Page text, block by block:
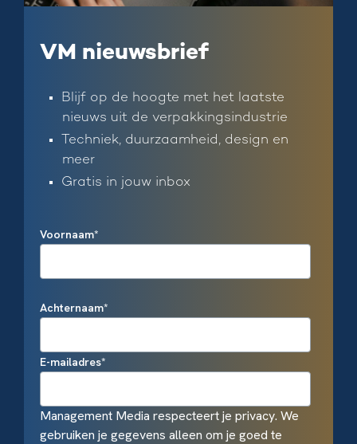
VM nieuwsbrief
Blijf op de hoogte met het laatste
nieuws uit de verpakkingsindustrie
Techniek, duurzaamheid, design en
meer
Gratis in jouw inbox
Voornaam*
Achternaam*
E-mailadres*
Management Media respecteert je privacy. We
gebruiken je gegevens alleen om je goed te